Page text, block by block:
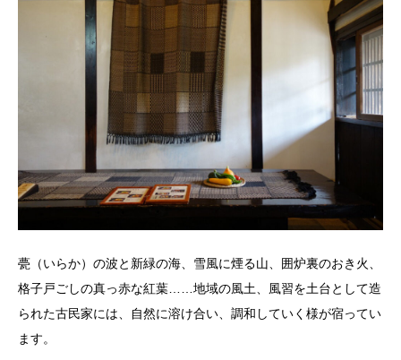
甍（いらか）の波と新緑の海、雪風に煙る山、囲炉裏のおき火、
格子戸ごしの真っ赤な紅葉……地域の風土、風習を土台として造
られた古民家には、自然に溶け合い、調和していく様が宿ってい
ます。